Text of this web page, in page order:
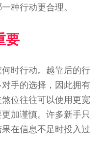
种行动更合理。
要
时行动。越靠后的行
手的选择，因此拥有
位往往可以使用更宽
加谨慎。许多新手只
在信息不足时投入过